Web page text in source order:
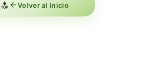
Volver al Inicio